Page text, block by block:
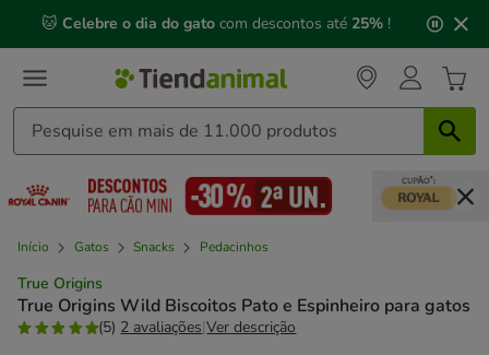
mensagem,
🐱 Celebre o dia do gato com descontos até 25% !
Início Gatos Snacks Pedacinhos
True Origins
True Origins Wild Biscoitos Pato e Espinheiro para gatos
(5) 2 avaliações|Ver descrição